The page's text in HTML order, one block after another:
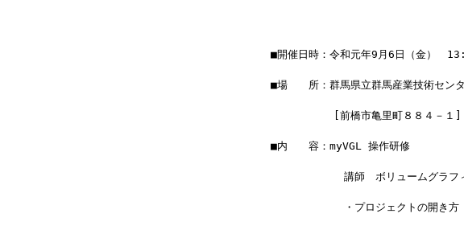
■開催日時：令和元年9月6日（金）　
■場　　所：群馬県立群馬産業技術セン
[前橋市亀里町８８４－１]
■内　　容：myVGL 操作研修
講師　ボリュームグラフィック
・プロジェクトの開き方